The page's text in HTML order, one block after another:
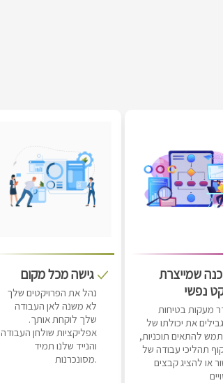
גישה מכל מקום
נהל את הפרויקטים שלך
לא משנה לאן העבודה
שלך לוקחת אותך.
אפליקציות שולחן העבודה
והנייד שלנו תמיד
מסונכרנות.
שמייצרת
נפשי
מעקות בטיחות
את יכולתו של
להתאים תוכניות,
תהליכי עבודה של
או להציג קבצים